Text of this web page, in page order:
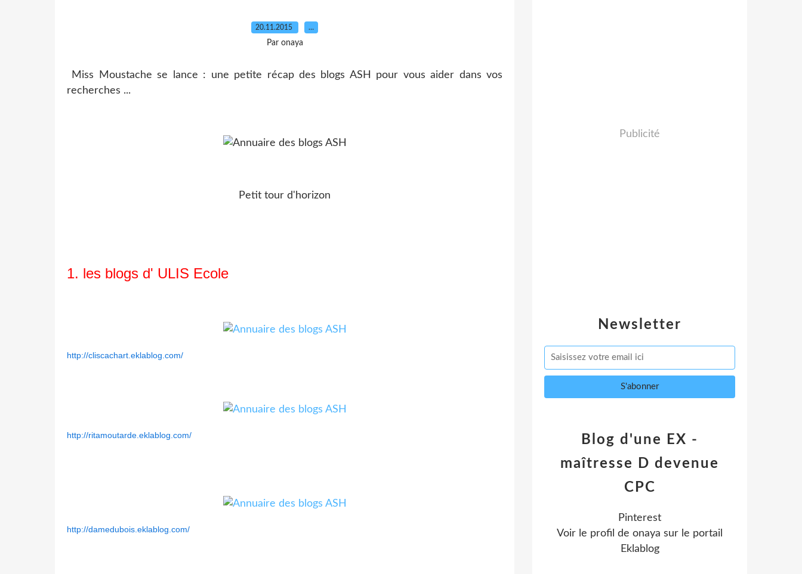
20.11.2015 …
Par onaya
Miss Moustache se lance : une petite récap des blogs ASH pour vous aider dans vos
recherches ...
Petit tour d'horizon
1. les blogs d' ULIS Ecole
http://cliscachart.eklablog.com/
http://ritamoutarde.eklablog.com/
http://damedubois.eklablog.com/
Newsletter
Publicité
Blog d'une EX -
maîtresse D devenue
CPC
Pinterest
Voir le profil de onaya sur le portail
Eklablog